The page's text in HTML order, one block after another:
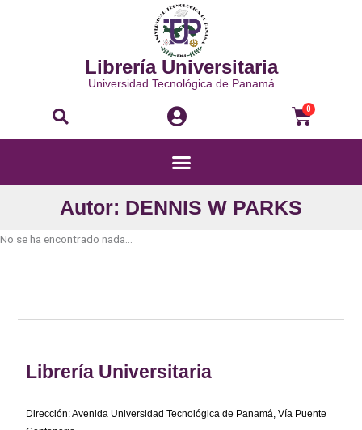
Librería Universitaria
Universidad Tecnológica de Panamá
Buscar 0
Menú
Autor: DENNIS W PARKS
No se ha encontrado nada...
Librería Universitaria
Dirección: Avenida Universidad Tecnológica de Panamá, Vía Puente